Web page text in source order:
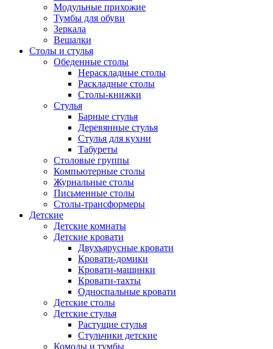
Модульные прихожие
Тумбы для обуви
Зеркала
Вешалки
Столы и стулья
Обеденные столы
Нераскладные столы
Раскладные столы
Столы-книжки
Стулья
Барные стулья
Деревянные стулья
Стулья для кухни
Табуреты
Столовые группы
Компьютерные столы
Журнальные столы
Письменные столы
Столы-трансформеры
Детские
Детские комнаты
Детские кровати
Двухъярусные кровати
Кровати-домики
Кровати-машинки
Кровати-тахты
Односпальные кровати
Детские столы
Детские стулья
Растущие стулья
Стульчики детские
Комоды и тумбы